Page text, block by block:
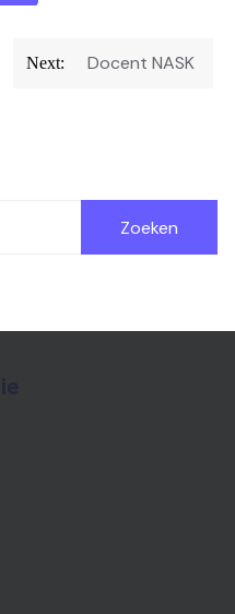
Next: Docent NASK